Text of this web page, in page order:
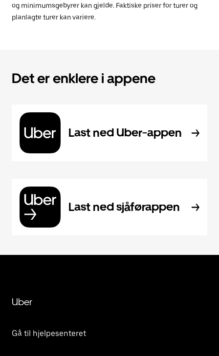
og minimumsgebyrer kan gjelde. Faktiske priser for turer og
planlagte turer kan variere.
Det er enklere i appene
Last ned Uber-appen
Last ned sjåførappen
Uber
Gå til hjelpesenteret